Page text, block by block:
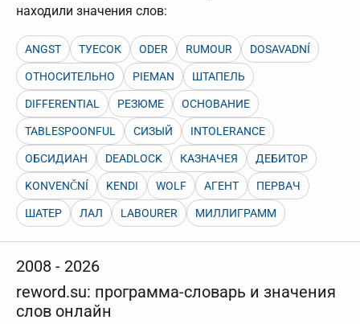
находили значения слов:
ANGST ТУЕСОК ODER RUMOUR DOSAVADNÍ
ОТНОСИТЕЛЬНО PIEMAN ШТАПЕЛЬ
DIFFERENTIAL РЕЗЮМЕ ОСНОВАНИЕ
TABLESPOONFUL СИЗЫЙ INTOLERANCE
ОБСИДИАН DEADLOCK КАЗНАЧЕЯ ДЕБИТОР
KONVENČNÍ KENDI WOLF АГЕНТ ПЕРВАЧ
ШАТЕР ЛАЛ LABOURER МИЛЛИГРАММ
2008 - 2026
reword.su: программа-словарь и значения
слов онлайн